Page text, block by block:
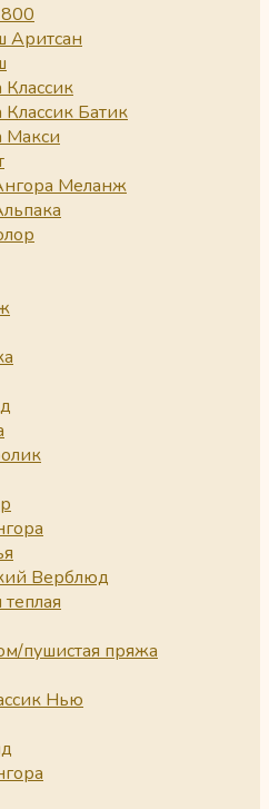
Аритсан
Батик
Макси
Меланж
Верблюд
пушистая пряжа
Нью